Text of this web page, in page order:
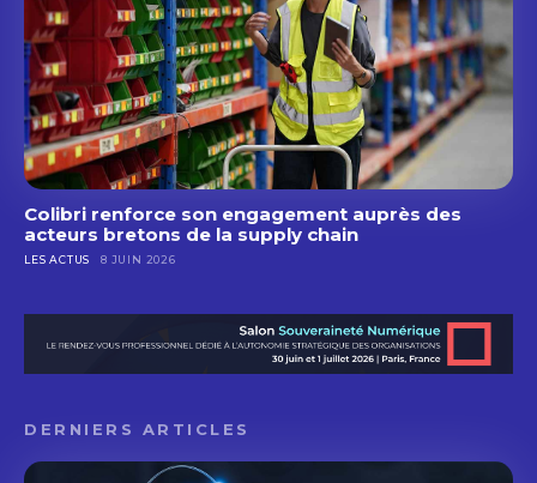
Colibri renforce son engagement auprès des
acteurs bretons de la supply chain
LES ACTUS 8 JUIN 2026
DERNIERS ARTICLES